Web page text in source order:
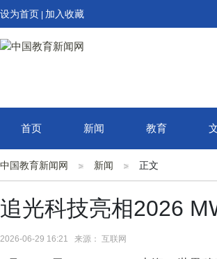
设为首页 加入收藏
首页 新闻 教育
中国教育新闻网 新闻 正文
追光科技亮相2026
2026-06-29 16:21 来源： 互联网